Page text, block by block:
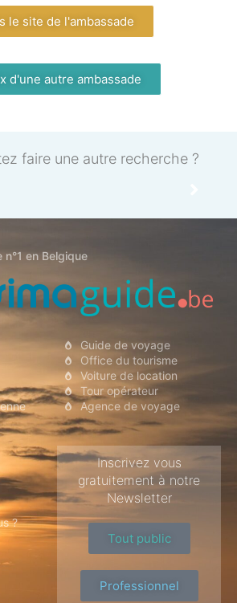
le site de l'ambassade
d'une autre ambassade
faire une autre recherche ?
Aéroport
en Belgique
Guide de voyage
Office du tourisme
Voiture de location
Tour opérateur
Agence de voyage
?
Inscrivez vous
gratuitement à notre
Newsletter
Tout public
Professionnel